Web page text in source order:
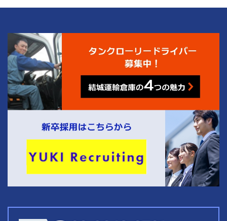
結城運輸倉庫の4